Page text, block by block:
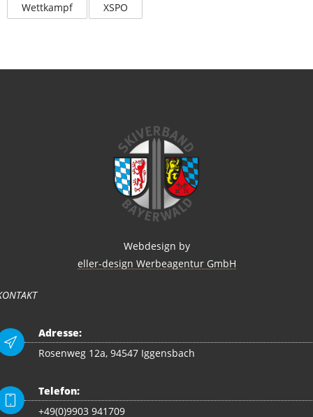
Wettkampf
XSPO
Webdesign by
eller-design Werbeagentur GmbH
Adresse:
Rosenweg 12a, 94547 Iggensbach
Telefon:
+49(0)9903 941709